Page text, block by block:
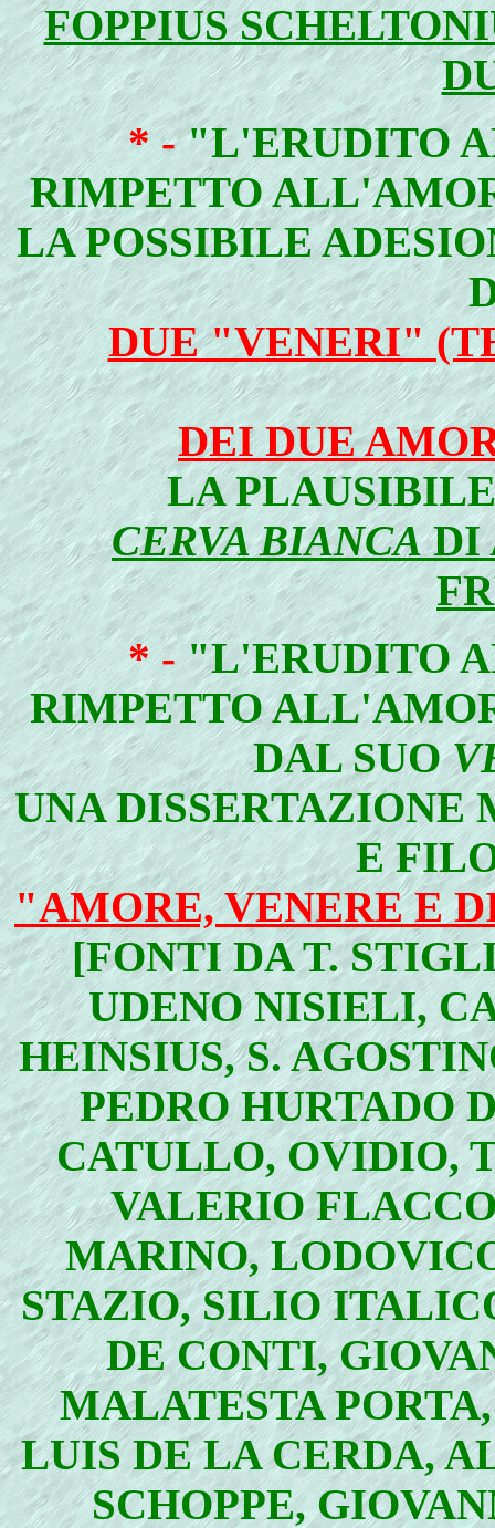
FOPPIUS
* -"L'ERUDITO
RIMPETTO
LA POSSIBILE
DUE "VENERI"
DEI DUE
LA
CERVA BIANCADI
* - "L'ERUDITO
RIMPETTO
DAL SUO
UNA
E
"AMORE, VENERE E
[FONTI DA T.
UDENO NISIELI,
HEINSIUS, S.
PEDRO HURTADO
CATULLO, OVIDIO,
VALERIO
MARINO,
STAZIO, SILIO
DE CONTI,
MALATESTA
LUIS DE LA CERDA,
SCHOPPE,